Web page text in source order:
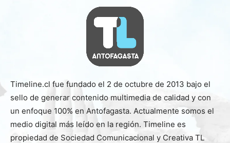
Timeline.cl fue fundado el 2 de octubre de 2013 bajo el
sello de generar contenido multimedia de calidad y con
un enfoque 100% en Antofagasta. Actualmente somos el
medio digital más leído en la región. Timeline es
propiedad de Sociedad Comunicacional y Creativa TL